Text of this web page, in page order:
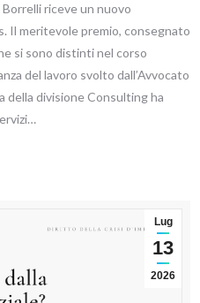
riceve un nuovo
Il meritevole premio, consegnato
si sono distinti nel corso
del lavoro svolto dall’Avvocato
della divisione Consulting ha
Lug
13
2026